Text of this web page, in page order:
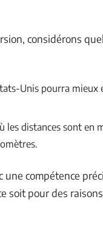
considérons
Unis pourra mieux
distances sont en
compétence
soit pour des